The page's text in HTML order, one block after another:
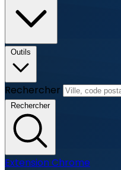
Outils
Rechercher
Rechercher
Extension Chrome